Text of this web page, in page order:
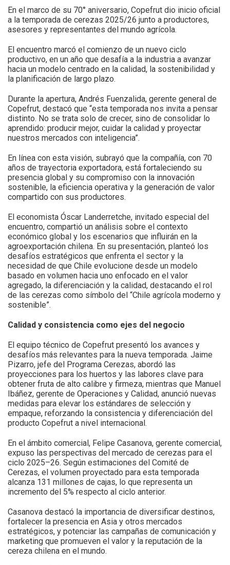
En el marco de su 70° aniversario, Copefrut dio inicio oficial
a la temporada de cerezas 2025/26 junto a productores,
asesores y representantes del mundo agrícola.
El encuentro marcó el comienzo de un nuevo ciclo
productivo, en un año que desafía a la industria a avanzar
hacia un modelo centrado en la calidad, la sostenibilidad y
la planificación de largo plazo.
Durante la apertura, Andrés Fuenzalida, gerente general de
Copefrut, destacó que “esta temporada nos invita a pensar
distinto. No se trata solo de crecer, sino de consolidar lo
aprendido: producir mejor, cuidar la calidad y proyectar
nuestros mercados con inteligencia”.
En línea con esta visión, subrayó que la compañía, con 70
años de trayectoria exportadora, está fortaleciendo su
presencia global y su compromiso con la innovación
sostenible, la eficiencia operativa y la generación de valor
compartido con sus productores.
El economista Óscar Landerretche, invitado especial del
encuentro, compartió un análisis sobre el contexto
económico global y los escenarios que influirán en la
agroexportación chilena. En su presentación, planteó los
desafíos estratégicos que enfrenta el sector y la
necesidad de que Chile evolucione desde un modelo
basado en volumen hacia uno enfocado en el valor
agregado, la diferenciación y la calidad, destacando el rol
de las cerezas como símbolo del “Chile agrícola moderno y
sostenible”.
Calidad y consistencia como ejes del negocio
El equipo técnico de Copefrut presentó los avances y
desafíos más relevantes para la nueva temporada. Jaime
Pizarro, jefe del Programa Cerezas, abordó las
proyecciones para los huertos y las labores clave para
obtener fruta de alto calibre y firmeza, mientras que Manuel
Ibáñez, gerente de Operaciones y Calidad, anunció nuevas
medidas para elevar los estándares de selección y
empaque, reforzando la consistencia y diferenciación del
producto Copefrut a nivel internacional.
En el ámbito comercial, Felipe Casanova, gerente comercial,
expuso las perspectivas del mercado de cerezas para el
ciclo 2025–26. Según estimaciones del Comité de
Cerezas, el volumen proyectado para esta temporada
alcanza 131 millones de cajas, lo que representa un
incremento del 5% respecto al ciclo anterior.
Casanova destacó la importancia de diversificar destinos,
fortalecer la presencia en Asia y otros mercados
estratégicos, y potenciar las campañas de comunicación y
marketing que promueven el valor y la reputación de la
cereza chilena en el mundo.